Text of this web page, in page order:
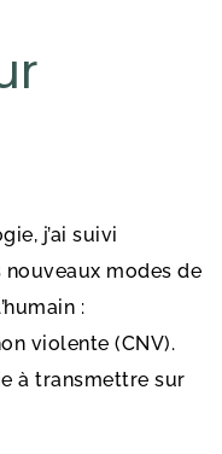
j’ai suivi
modes de
:
violente (CNV).
à transmettre sur